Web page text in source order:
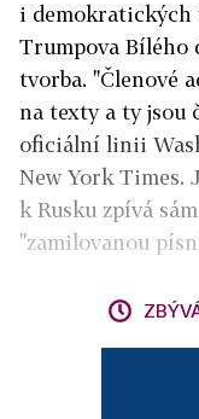
i demokratických
Trumpova Bílého
tvorba. "Členové
na texty a ty jsou
oficiální linii
New York Times.
k Rusku zpívá
"zamilovanou